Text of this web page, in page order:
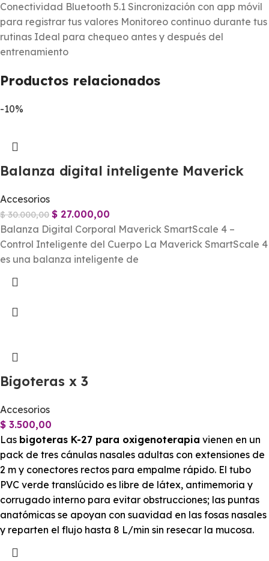
Conectividad Bluetooth 5.1 Sincronización con app móvil
para registrar tus valores Monitoreo continuo durante tus
rutinas Ideal para chequeo antes y después del
entrenamiento
Productos relacionados
-10%
Balanza digital inteligente Maverick
Accesorios
$30.000,00 $ 27.000,00
Balanza Digital Corporal Maverick SmartScale 4 –
Control Inteligente del Cuerpo La Maverick SmartScale 4
es una balanza inteligente de
Bigoteras x 3
Accesorios
$ 3.500,00
Las bigoteras K-27 para oxigenoterapia vienen en un
pack de tres cánulas nasales adultas con extensiones de
2 m y conectores rectos para empalme rápido. El tubo
PVC verde translúcido es libre de látex, antimemoria y
corrugado interno para evitar obstrucciones; las puntas
anatómicas se apoyan con suavidad en las fosas nasales
y reparten el flujo hasta 8 L/min sin resecar la mucosa.